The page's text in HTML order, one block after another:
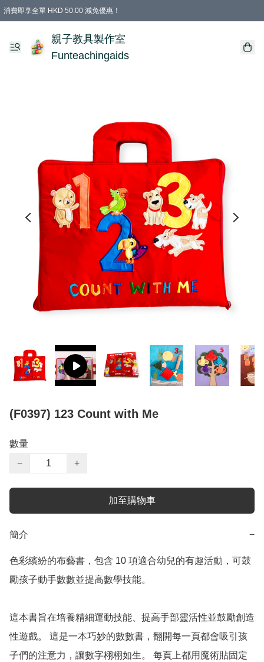
消費即享全單 HKD 50.00 減免優惠！
購物滿 HKD 699.00即享免運費優惠！（適用於 特定的送貨方式 )
凡購物滿HKD 699.00，即享免費禮品
親子教具製作室
Funteachingaids
(F0397) 123 Count with Me
數量
−
+
加至購物車
簡介 −
色彩繽紛的布藝書，包含 10 項適合幼兒的有趣活動，可鼓
勵孩子動手數數並提高數學技能。
這本書旨在培養精細運動技能、提高手部靈活性並鼓勵創造
性遊戲。 這是一本巧妙的數數書，翻開每一頁都會吸引孩
子們的注意力，讓數字栩栩如生。 每頁上都用魔術貼固定